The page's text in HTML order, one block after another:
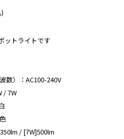
ットライトです
数）：AC100-240V
/ 7W
/ [7W]500lm